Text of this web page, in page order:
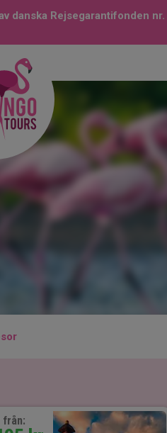
danska Rejsegarantifonden nr.
från: